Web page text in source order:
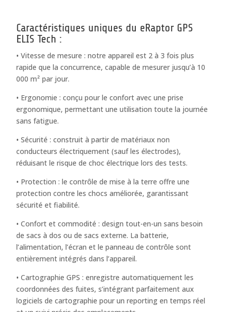
Caractéristiques uniques du eRaptor GPS
ELIS Tech :
• Vitesse de mesure : notre appareil est 2 à 3 fois plus
rapide que la concurrence, capable de mesurer jusqu’à 10
000 m² par jour.
• Ergonomie : conçu pour le confort avec une prise
ergonomique, permettant une utilisation toute la journée
sans fatigue.
• Sécurité : construit à partir de matériaux non
conducteurs électriquement (sauf les électrodes),
réduisant le risque de choc électrique lors des tests.
• Protection : le contrôle de mise à la terre offre une
protection contre les chocs améliorée, garantissant
sécurité et fiabilité.
• Confort et commodité : design tout-en-un sans besoin
de sacs à dos ou de sacs externe. La batterie,
l’alimentation, l’écran et le panneau de contrôle sont
entièrement intégrés dans l’appareil.
• Cartographie GPS : enregistre automatiquement les
coordonnées des fuites, s’intégrant parfaitement aux
logiciels de cartographie pour un reporting en temps réel